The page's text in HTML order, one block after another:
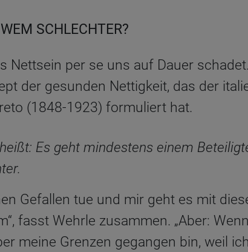
SCHLECHTER?
Nettsein per se uns auf Dauer
der gesunden Nettigkeit, das der
(1848-1923) formuliert hat.
Es geht mindestens einem
Gefallen tue und mir geht es mit
fasst Wehrle zusammen. „Aber:
meine Grenzen gegangen bin, weil